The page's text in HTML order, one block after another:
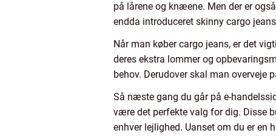
på lårene og knæene. Men der er
endda introduceret skinny cargo
Når man køber cargo jeans, er det
deres ekstra lommer og
behov. Derudover skal man overveje
Så næste gang du går på e-
være det perfekte valg for dig. Disse
enhver lejlighed. Uanset om du er en